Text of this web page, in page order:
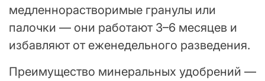
медленнорастворимые гранулы или
палочки — они работают 3–6 месяцев и
избавляют от еженедельного разведения.
Преимущество минеральных удобрений —